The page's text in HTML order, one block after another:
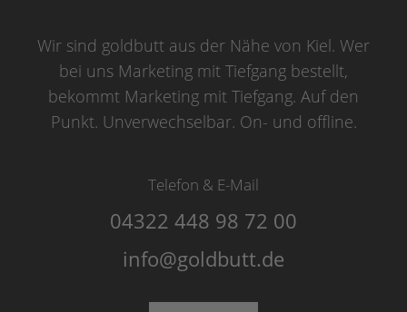
Wir sind goldbutt aus der Nähe von Kiel. Wer
bei uns Marketing mit Tiefgang bestellt,
bekommt Marketing mit Tiefgang. Auf den
Punkt. Unverwechselbar. On- und offline.
Telefon & E-Mail
04322 448 98 72 00
info@goldbutt.de